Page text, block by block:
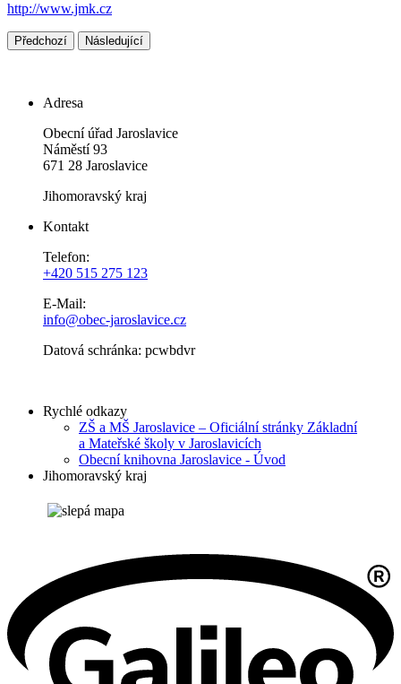
http://www.jmk.cz
Předchozí Následující
Adresa
Obecní úřad Jaroslavice
Náměstí 93
671 28 Jaroslavice
Jihomoravský kraj
Kontakt
Telefon:
+420 515 275 123
E-Mail:
info@obec-jaroslavice.cz
Datová schránka: pcwbdvr
Rychlé odkazy
ZŠ a MŠ Jaroslavice – Oficiální stránky Základní
a Mateřské školy v Jaroslavicích
Obecní knihovna Jaroslavice - Úvod
Jihomoravský kraj